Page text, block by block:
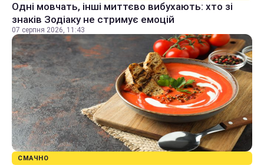
Одні мовчать, інші миттєво вибухають: хто зі
знаків Зодіаку не стримує емоцій
07 серпня 2026, 11:43
СМАЧНО